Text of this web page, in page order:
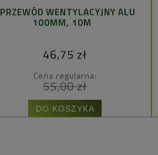
PRZEWÓD WENTYLACYJNY ALU
100MM, 10M
46,75 zł
Cena regularna:
55,00 zł
DO KOSZYKA